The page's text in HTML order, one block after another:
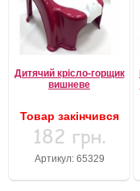
Дитячий крісло-горщик
вишневе
Товар закінчився
182 грн.
Артикул: 65329